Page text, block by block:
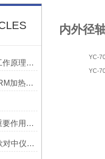
详细的叙述红外测温仪工作原理及应用
荷兰TM新款SURETHERM加热器操作介绍
测振仪在设备检测中的重要作用之简析
瑞典FIXTURLASER新款对中仪AT200技术介绍
内外径
YC-
YC-